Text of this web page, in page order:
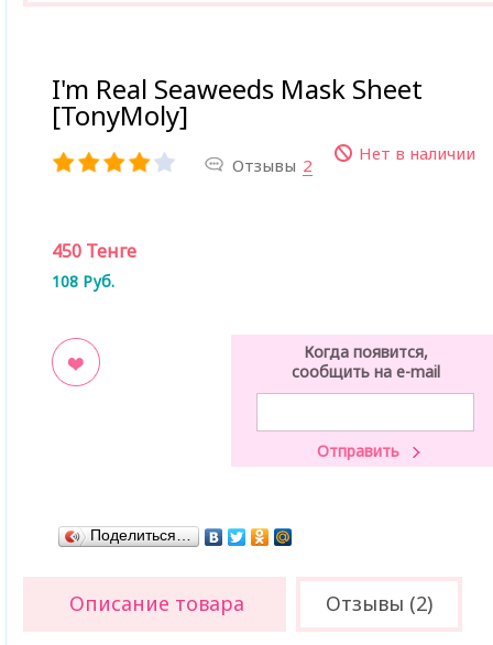
I'm Real Seaweeds Mask Sheet
[TonyMoly]
Отзывы 2
Нет в наличии
450 Тенге
108 Руб.
Когда появится,
сообщить на e-mail
Поделиться…
Описание товара Отзывы (2)